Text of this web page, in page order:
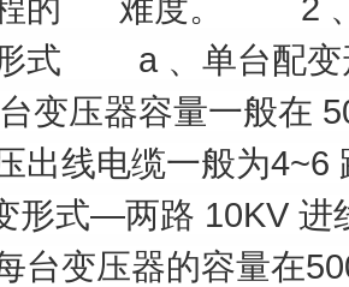
式 a 、单台配
变压器容量一般在
出线电缆一般为4~6
形式—两路 10KV 进
台变压器的容量在